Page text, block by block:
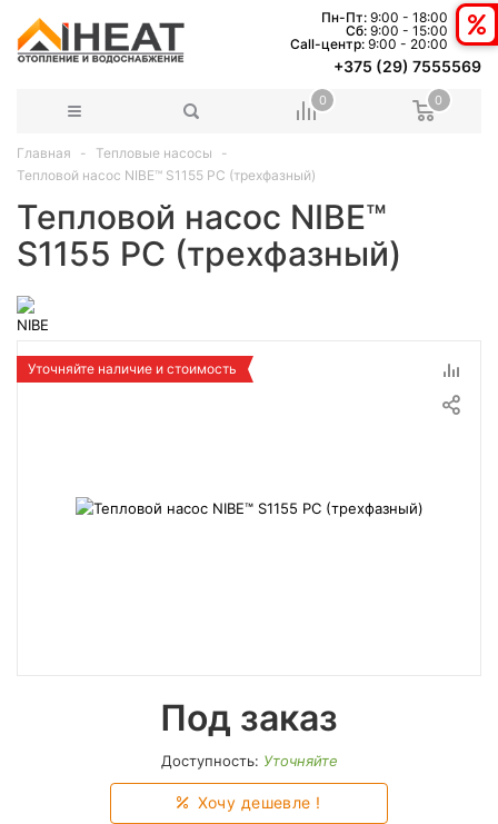
Пн-Пт: 9:00 - 18:00
Сб: 9:00 - 15:00
Сall-центр: 9:00 - 20:00
+375 (29) 7555569
0 0
Главная
Тепловые насосы
Тепловой насос NIBE™ S1155 PC (трехфазный)
Тепловой насос NIBE™
S1155 PC (трехфазный)
Уточняйте наличие и стоимость
Под заказ
Доступность: Уточняйте
Хочу дешевле !